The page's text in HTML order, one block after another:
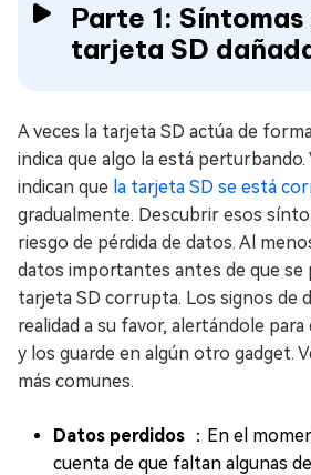
Parte 1: Síntomas
tarjeta SD
A veces la tarjeta SD actúa de
indica que algo la está
indican que la tarjeta SD se está
gradualmente. Descubrir esos
riesgo de pérdida de datos. Al
datos importantes antes de que se
tarjeta SD corrupta. Los signos de
realidad a su favor, alertándole para
y los guarde en algún otro gadget.
más comunes.
Datos perdidos ：En el
cuenta de que faltan algunas